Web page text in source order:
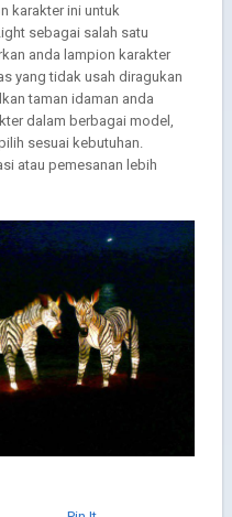
karakter ini untuk
sebagai salah satu
anda lampion karakter
yang tidak usah diragukan
taman idaman anda
dalam berbagai model,
sesuai kebutuhan.
atau pemesanan lebih